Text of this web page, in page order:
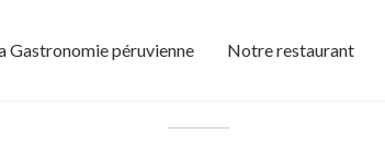
Gastronomie péruvienne Notre restaurant